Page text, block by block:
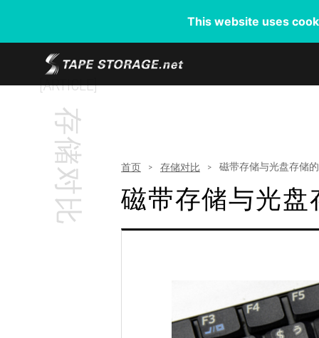
This website uses
[ARTICLE]
存储对比 首页 存储对比 磁带存储与光盘存储
磁带存储与光盘